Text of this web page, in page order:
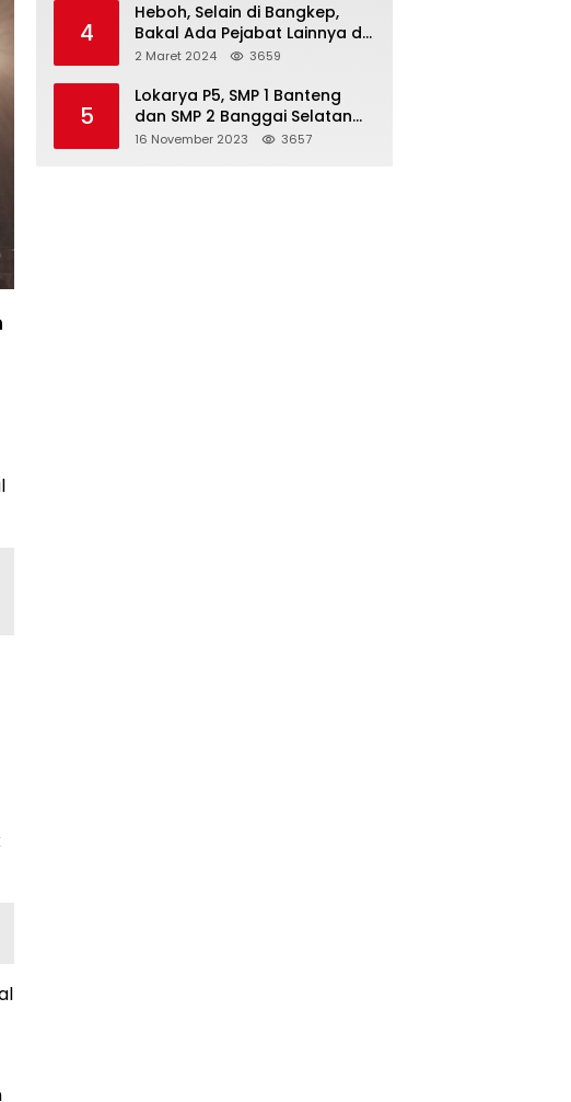
4
Heboh, Selain di Bangkep,
Bakal Ada Pejabat Lainnya di
Banggai Laut yang Bakal di
2 Maret 2024 3659
5
Lokarya P5, SMP 1 Banteng
dan SMP 2 Banggai Selatan
Curi Perhatian
16 November 2023 3657